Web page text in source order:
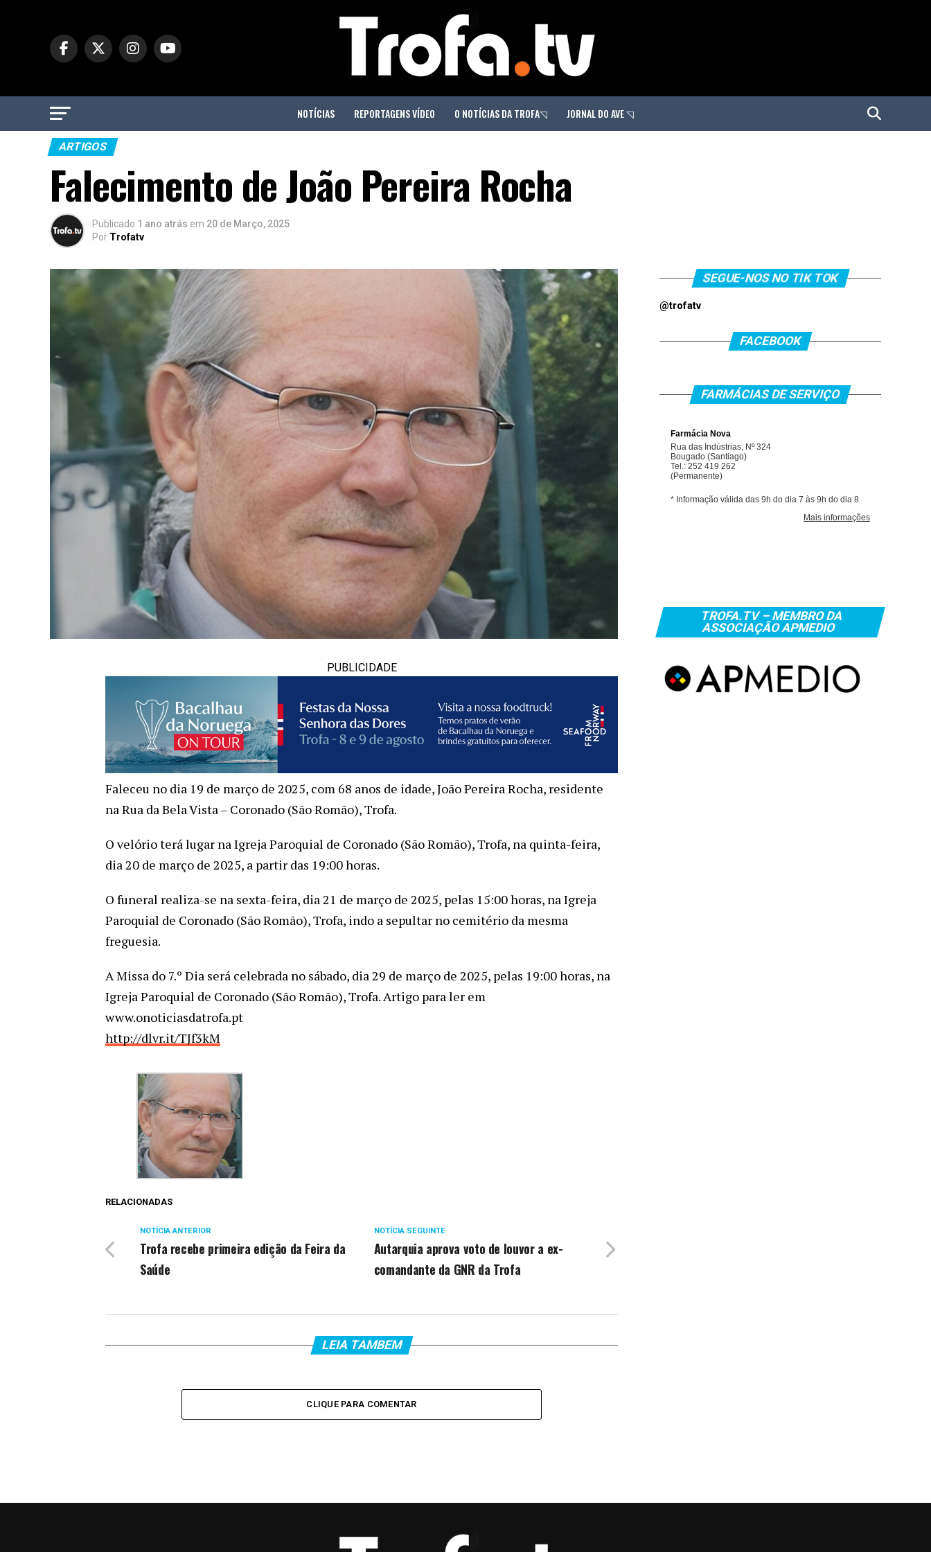
NOTÍCIAS REPORTAGENS VÍDEO O NOTÍCIAS DA TROFA◹ JORNAL DO AVE ◹
ARTIGOS
Falecimento de João Pereira Rocha
Publicado 1 ano atrás em 20 de Março, 2025
Por Trofatv
PUBLICIDADE
Faleceu no dia 19 de março de 2025, com 68 anos de idade, João Pereira Rocha, residente
na Rua da Bela Vista – Coronado (São Romão), Trofa.
O velório terá lugar na Igreja Paroquial de Coronado (São Romão), Trofa, na quinta-feira,
dia 20 de março de 2025, a partir das 19:00 horas.
O funeral realiza-se na sexta-feira, dia 21 de março de 2025, pelas 15:00 horas, na Igreja
Paroquial de Coronado (São Romão), Trofa, indo a sepultar no cemitério da mesma
freguesia.
A Missa do 7.º Dia será celebrada no sábado, dia 29 de março de 2025, pelas 19:00 horas, na
Igreja Paroquial de Coronado (São Romão), Trofa. Artigo para ler em
www.onoticiasdatrofa.pt
http://dlvr.it/TJf3kM
RELACIONADAS
NOTÍCIA SEGUINTE
Autarquia aprova voto de louvor a ex-
comandante da GNR da Trofa
NOTÍCIA ANTERIOR
Trofa recebe primeira edição da Feira da
Saúde
LEIA TAMBEM
CLIQUE PARA COMENTAR
SEGUE-NOS NO TIK TOK
@trofatv
FACEBOOK
FARMÁCIAS DE SERVIÇO
TROFA.TV – MEMBRO DA
ASSOCIAÇÃO APMEDIO